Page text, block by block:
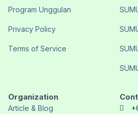
Program Unggulan
Privacy Policy
Terms of Service
Organization
Article & Blog